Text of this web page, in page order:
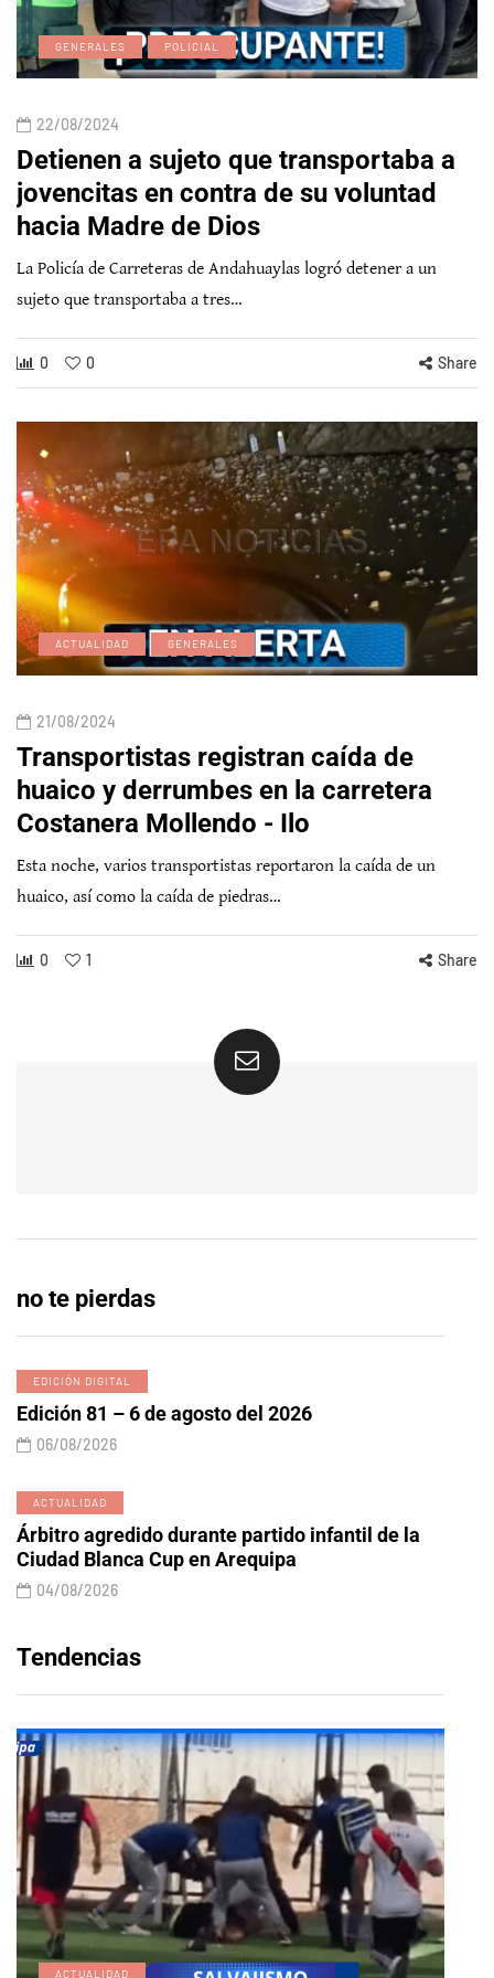
GENERALES POLICIAL
22/08/2024
Detienen a sujeto que transportaba a
jovencitas en contra de su voluntad
hacia Madre de Dios
La Policía de Carreteras de Andahuaylas logró detener a un
sujeto que transportaba a tres…
0 0 Share
ACTUALIDAD GENERALES
21/08/2024
Transportistas registran caída de
huaico y derrumbes en la carretera
Costanera Mollendo - Ilo
Esta noche, varios transportistas reportaron la caída de un
huaico, así como la caída de piedras…
0 1 Share
no te pierdas
EDICIÓN DIGITAL
Edición 81 – 6 de agosto del 2026
06/08/2026
ACTUALIDAD
Árbitro agredido durante partido infantil de la
Ciudad Blanca Cup en Arequipa
04/08/2026
Tendencias
ACTUALIDAD